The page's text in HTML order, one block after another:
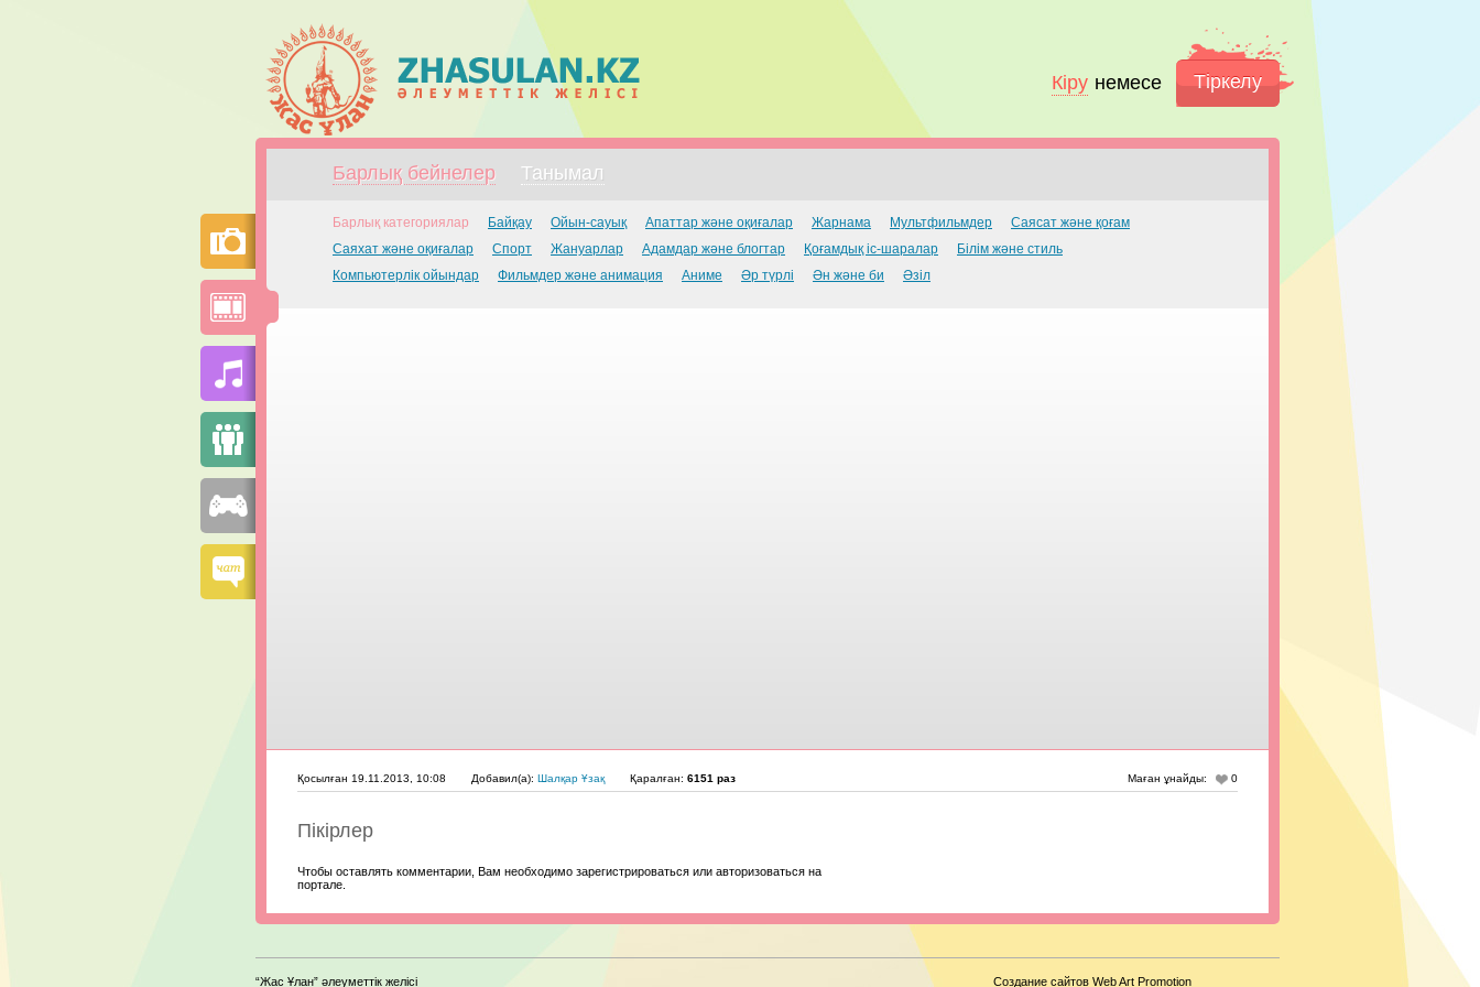
Кіру немесе Тіркелу
Барлық бейнелер Танымал
Барлық категориялар Байқау Ойын-сауық Апаттар және оқиғалар Жарнама Мультфильмдер
Саясат және қоғам
Саяхат және оқиғалар
Спорт Жануарлар Адамдар және блогтар Қоғамдық іс-шаралар
Білім және стиль
Компьютерлік ойындар
Фильмдер және анимация Аниме Әр түрлі Ән және би Әзіл
Қосылған 19.11.2013, 10:08 Добавил(а): Шалқар Ұзақ Қаралған: 6151 раз 0
Маған ұнайды:
Пікірлер
Чтобы оставлять комментарии, Вам необходимо зарегистрироваться или авторизоваться на
портале.
“Жас Ұлан” әлеуметтік желісі Создание сайтов Web Art Promotion